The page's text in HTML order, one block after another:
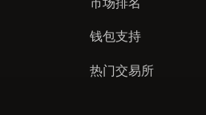
钱包支持
热门交易所